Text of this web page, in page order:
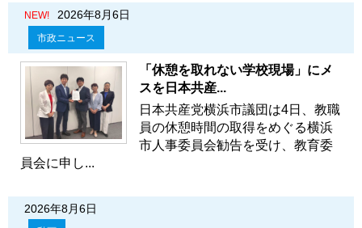
NEW! 2026年8月6日
市政ニュース
「休憩を取れない学校現場」にメ
スを日本共産...
日本共産党横浜市議団は4日、教職
員の休憩時間の取得をめぐる横浜
市人事委員会勧告を受け、教育委
員会に申し...
2026年8月6日